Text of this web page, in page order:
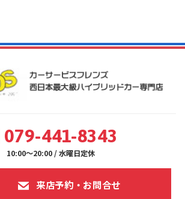
079-441-8343
10:00～20:00 / 水曜日定休
来店予約・お問合せ